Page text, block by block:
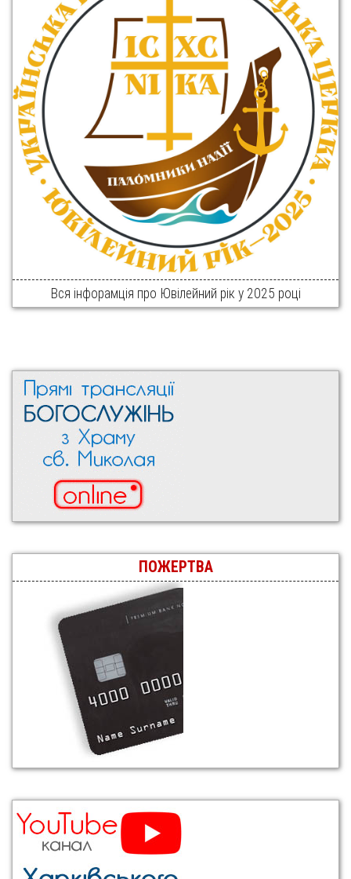
Вся інфорамція про Ювілейний рік у 2025 році
ПОЖЕРТВА